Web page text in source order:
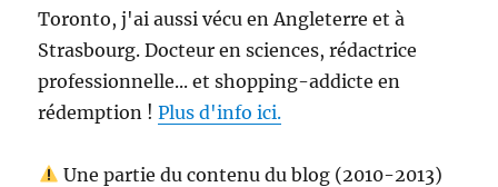
Toronto, j'ai aussi vécu en Angleterre et à
Strasbourg. Docteur en sciences, rédactrice
professionnelle... et shopping-addicte en
rédemption !Plus d'info ici.
Une partie du contenu du blog (2010-2013)